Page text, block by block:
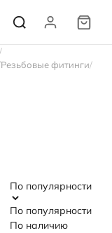
Резьбовые фитинги
По популярности
По популярности
По наличию